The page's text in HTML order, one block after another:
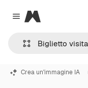
Close menu
Magnific
Crea un'immagine IA